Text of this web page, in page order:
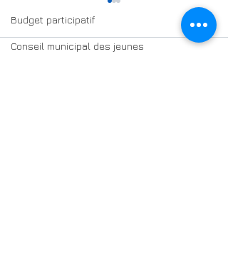
Budget participatif
Conseil municipal des jeunes